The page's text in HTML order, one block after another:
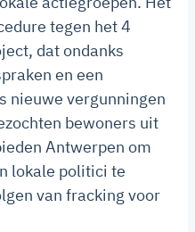
tegen het 4
dat ondanks
en een
nieuwe vergunningen
bewoners uit
Antwerpen om
lokale politici te
van fracking voor